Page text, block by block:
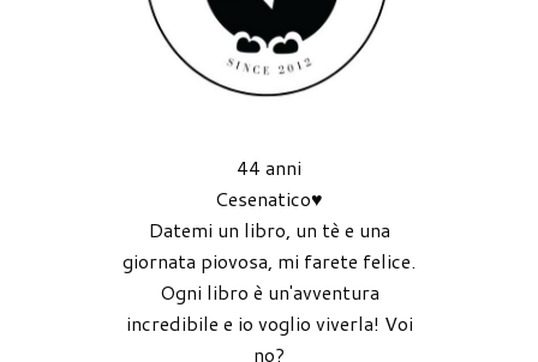
44 anni
Cesenatico♥
Datemi un libro, un tè e una
giornata piovosa, mi farete felice.
Ogni libro è un'avventura
incredibile e io voglio viverla! Voi
no?